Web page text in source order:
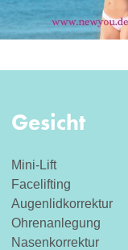
Gesicht
Mini-Lift
Facelifting
Augenlidkorrektur
Ohrenanlegung
Nasenkorrektur